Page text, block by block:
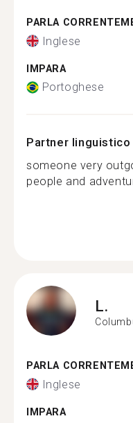
PARLA
Inglese
IMPARA
Portoghese
Partner linguistico
someone very
people and
L.
PARLA
Inglese
IMPARA